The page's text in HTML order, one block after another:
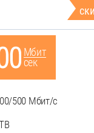
Мбит
сек
500 Мбит/с